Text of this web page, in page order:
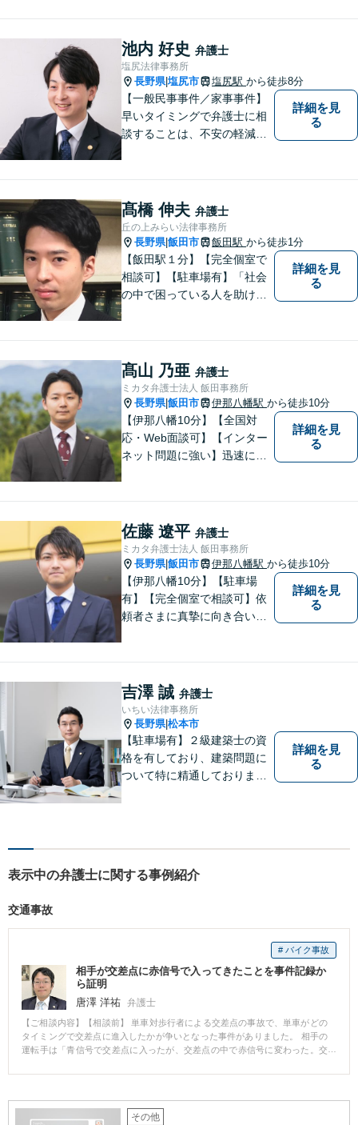
谷市・長野県中南信の人々の
権利を守るために懸命に働き
ます。離婚・借金・交通事故
などお気軽にご相談くださ
い。
池内 好史 弁護士
塩尻法律事務所
長野県|塩尻市 塩尻駅 から徒歩8分
【一般民事事件／家事事件】
早いタイミングで弁護士に相
談することは、不安の軽減、
さい。
詳細を見
る
髙橋 伸夫 弁護士
丘の上みらい法律事務所
長野県|飯田市 飯田駅 から徒歩1分
【飯田駅１分】【完全個室で
相談可】【駐車場有】「社会
の中で困っている人を助けた
であることを心がけ、誠実
に、そして丁寧に対応してい
きます。
詳細を見
る
髙山 乃亜 弁護士
ミカタ弁護士法人 飯田事務所
長野県|飯田市 伊那八幡駅 から徒歩10分
【伊那八幡10分】【全国対
応・Web面談可】【インター
ネット問題に強い】迅速に対
のようなことでも、お気軽に
ご相談ください。
詳細を見
る
佐藤 遼平 弁護士
ミカタ弁護士法人 飯田事務所
長野県|飯田市 伊那八幡駅 から徒歩10分
【伊那八幡10分】【駐車場
有】【完全個室で相談可】依
頼者さまに真摯に向き合い、
は日本全国です。 遠方の方は
Web面談や電話でのご連絡が
可能です。
詳細を見
る
吉澤 誠 弁護士
いちい法律事務所
長野県|松本市
【駐車場有】２級建築士の資
格を有しており、建築問題に
ついて特に精通しておりま
忙しい方もお気軽にご相談く
詳細を見
る
表示中の弁護士に関する事例紹介
交通事故
# バイク事故
相手が交差点に赤信号で入ってきたことを事件記録か
ら証明
唐澤 洋祐 弁護士
【ご相談内容】【相談前】 単車対歩行者による交差点の事故で、単車がどの
タイミングで交差点に進入したかが争いとなった事件がありました。 相手の
運転手は「青信号で交差点に入ったが、交差点の中で赤信号に変わった。交
いう主張でした。 一方こちら側の依頼者（歩行者）は、「単車は赤信号で交
事件記録を取り寄せて確認したところ、目撃者の証言として、相手が赤信号
で入ってきたことが実況見分調書に記載されていることが分かったのです。
その他